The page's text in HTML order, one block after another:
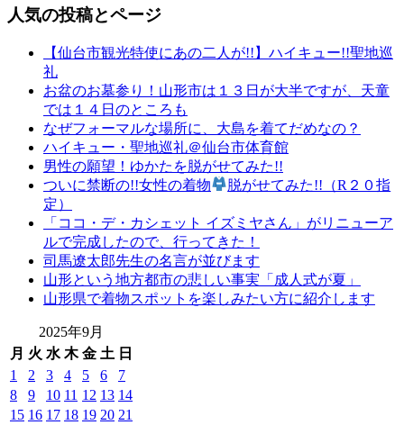
人気の投稿とページ
【仙台市観光特使にあの二人が!!】ハイキュー!!聖地巡
礼
お盆のお墓参り！山形市は１３日が大半ですが、天童
では１４日のところも
なぜフォーマルな場所に、大島を着てだめなの？
ハイキュー・聖地巡礼＠仙台市体育館
男性の願望！ゆかたを脱がせてみた!!
ついに禁断の!!女性の着物
脱がせてみた!!（R２０指
定）
「ココ・デ・カシェット イズミヤさん」がリニューア
ルで完成したので、行ってきた！
司馬遼太郎先生の名言が並びます
山形という地方都市の悲しい事実「成人式が夏」
山形県で着物スポットを楽しみたい方に紹介します
2025年9月
月 火 水 木 金 土 日
1
2 3 4 5 6
7
8
9 10 11 12 13 14
15 16 17 18 19 20 21